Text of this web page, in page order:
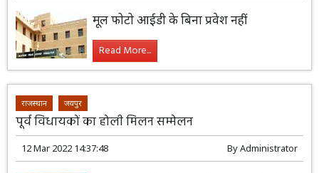
मूल फोटो आईडी के बिना प्रवेश नहीं
Read More...
राजस्थान जयपुर
पूर्व विधायकों का होली मिलन सम्मेलन
12 Mar 2022 14:37:48 ByAdministrator